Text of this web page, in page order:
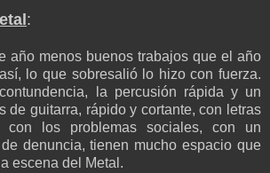
:
año menos buenos trabajos que el año
lo que sobresalió lo hizo con fuerza.
la percusión rápida y un
de guitarra, rápido y cortante, con letras
con los problemas sociales, con un
denuncia, tienen mucho espacio que
escena del Metal.